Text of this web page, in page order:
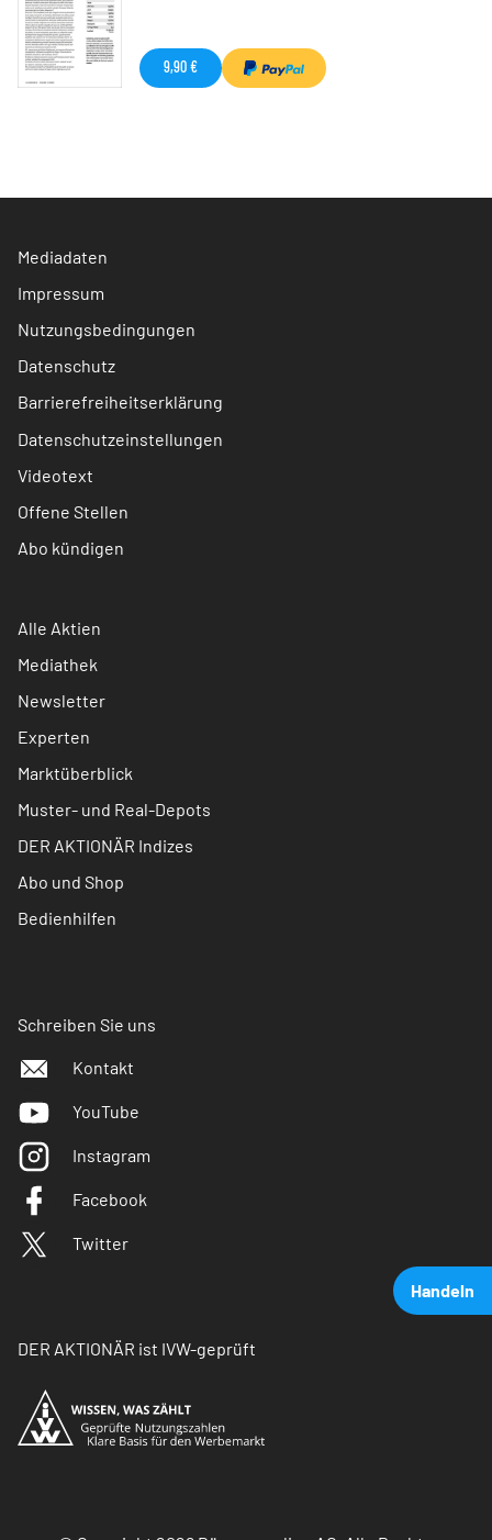
Handeln
9,90 €
Mediadaten
Impressum
Nutzungsbedingungen
Datenschutz
Barrierefreiheitserklärung
Datenschutzeinstellungen
Videotext
Offene Stellen
Abo kündigen
Alle Aktien
Mediathek
Newsletter
Experten
Marktüberblick
Muster- und Real-Depots
DER AKTIONÄR Indizes
Abo und Shop
Bedienhilfen
Schreiben Sie uns
Kontakt
YouTube
Instagram
Facebook
Twitter
DER AKTIONÄR ist IVW-geprüft